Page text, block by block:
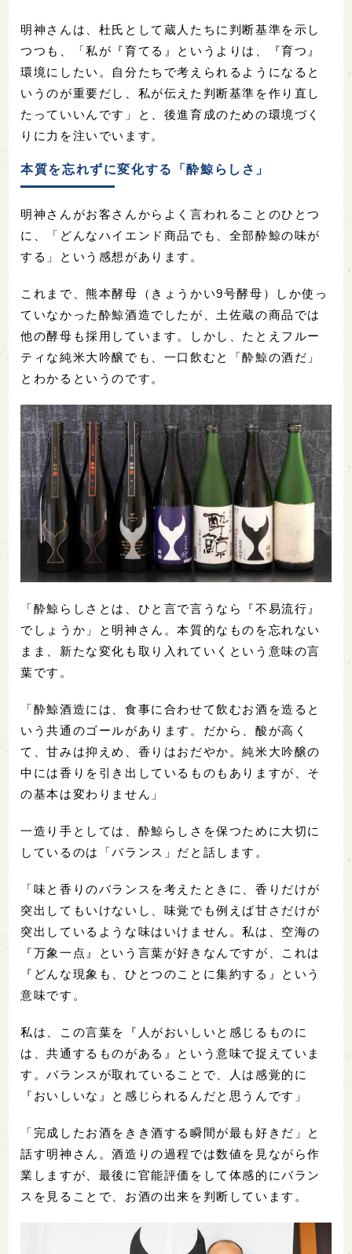
明神さんは、杜氏として蔵人たちに判断基準を示し
つつも、「私が『育てる』というよりは、『育つ』
環境にしたい。自分たちで考えられるようになると
いうのが重要だし、私が伝えた判断基準を作り直し
たっていいんです」と、後進育成のための環境づく
りに力を注いでいます。
本質を忘れずに変化する「酔鯨らしさ」
明神さんがお客さんからよく言われることのひとつ
に、「どんなハイエンド商品でも、全部酔鯨の味が
する」という感想があります。
これまで、熊本酵母（きょうかい9号酵母）しか使っ
ていなかった酔鯨酒造でしたが、土佐蔵の商品では
他の酵母も採用しています。しかし、たとえフルー
ティな純米大吟醸でも、一口飲むと「酔鯨の酒だ」
とわかるというのです。
「酔鯨らしさとは、ひと言で言うなら『不易流行』
でしょうか」と明神さん。本質的なものを忘れない
まま、新たな変化も取り入れていくという意味の言
葉です。
「酔鯨酒造には、食事に合わせて飲むお酒を造ると
いう共通のゴールがあります。だから、酸が高く
て、甘みは抑えめ、香りはおだやか。純米大吟醸の
中には香りを引き出しているものもありますが、そ
の基本は変わりません」
一造り手としては、酔鯨らしさを保つために大切に
しているのは「バランス」だと話します。
「味と香りのバランスを考えたときに、香りだけが
突出してもいけないし、味覚でも例えば甘さだけが
突出しているような味はいけません。私は、空海の
『万象一点』という言葉が好きなんですが、これは
『どんな現象も、ひとつのことに集約する』という
意味です。
私は、この言葉を『人がおいしいと感じるものに
は、共通するものがある』という意味で捉えていま
す。バランスが取れていることで、人は感覚的に
『おいしいな』と感じられるんだと思うんです」
「完成したお酒をきき酒する瞬間が最も好きだ」と
話す明神さん。酒造りの過程では数値を見ながら作
業しますが、最後に官能評価をして体感的にバラン
スを見ることで、お酒の出来を判断しています。